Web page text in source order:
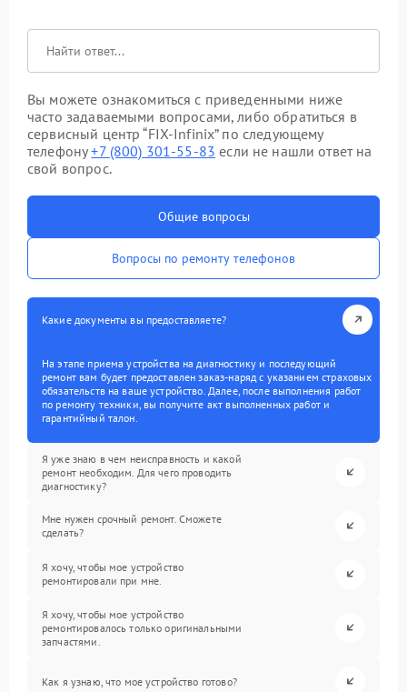
Вы можете ознакомиться с приведенными ниже
часто задаваемыми вопросами, либо обратиться в
сервисный центр “FIX-Infinix” по следующему
телефону+7 (800) 301-55-83 если не нашли ответ на
свой вопрос.
Общие вопросы
Вопросы по ремонту телефонов
Какие документы вы предоставляете?
На этапе приема устройства на диагностику и последующий
ремонт вам будет предоставлен заказ-наряд с указанием страховых
обязательств на ваше устройство. Далее, после выполнения работ
по ремонту техники, вы получите акт выполненных работ и
гарантийный талон.
Я уже знаю в чем неисправность и какой
ремонт необходим. Для чего проводить
диагностику?
Мне нужен срочный ремонт. Сможете
сделать?
Я хочу, чтобы мое устройство
ремонтировали при мне.
Я хочу, чтобы мое устройство
ремонтировалось только оригинальными
запчастями.
Как я узнаю, что мое устройство готово?